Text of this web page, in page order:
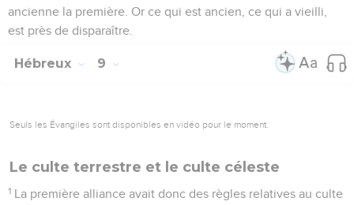
ancienne la première. Or ce qui est ancien, ce qui a vieilli,
est près de disparaître.
Hébreux 9
Seuls les Évangiles sont disponibles en vidéo pour le moment.
Le culte terrestre et le culte céleste
1 La première alliance avait donc des règles relatives au culte